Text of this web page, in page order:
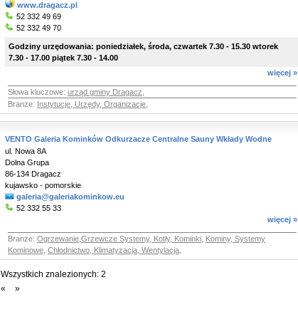
www.dragacz.pl
52 332 49 69
52 332 49 70
Godziny urzędowania: poniedziałek, środa, czwartek 7.30 - 15.30 wtorek
7.30 - 17.00 piątek 7.30 - 14.00
więcej »
Słowa kluczowe: urząd gminy Dragacz
Branże: Instytucje, Urzędy, Organizacje
VENTO Galeria Kominków Odkurzacze Centralne Sauny Wkłady Wodne
ul. Nowa 8A
Dolna Grupa
86-134 Dragacz
kujawsko - pomorskie
galeria@galeriakominkow.eu
52 332 55 33
więcej »
Branże: Ogrzewanie,Grzewcze Systemy, Kotły, Kominki Kominy, Systemy
Kominowe Chłodnictwo, Klimatyzacja, Wentylacja
Wszystkich znalezionych: 2
«
»